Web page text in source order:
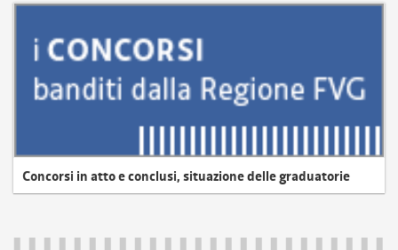
Concorsi in atto e conclusi, situazione delle graduatorie